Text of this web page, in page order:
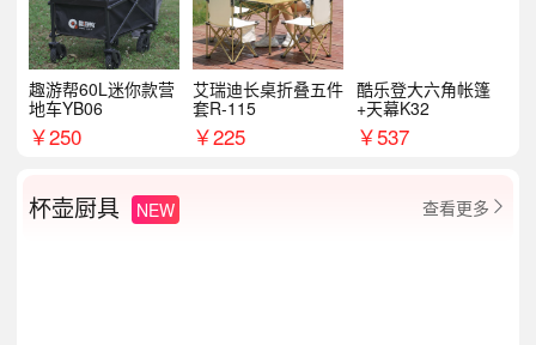
趣游帮60L迷你款营
地车YB06
￥250
艾瑞迪长桌折叠五件
套R-115
￥225
酷乐登大六角帐篷
+天幕K32
￥537
杯壶厨具 NEW 查看更多 